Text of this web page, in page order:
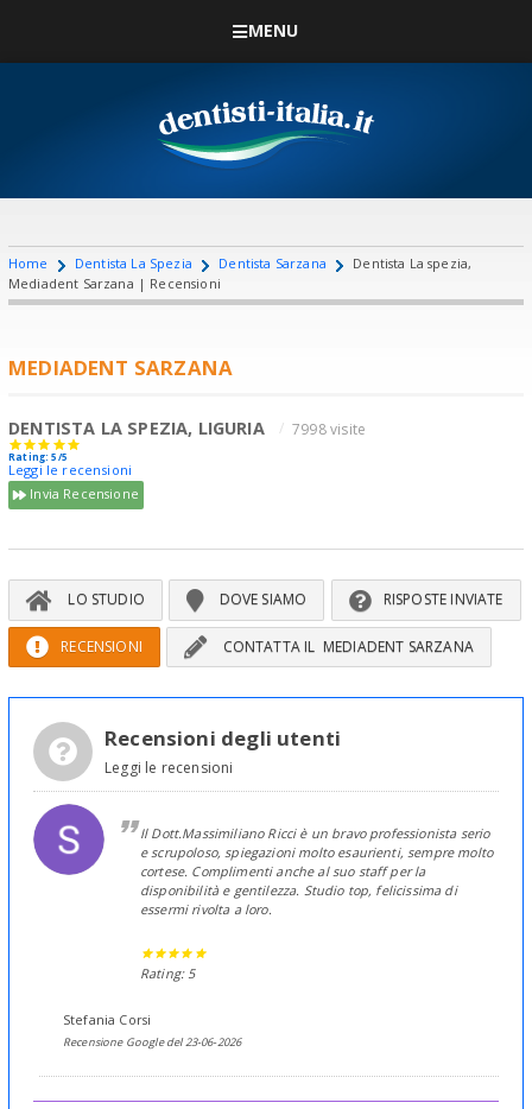
MENU
Home Dentista La Spezia Dentista Sarzana
Dentista La spezia,
Mediadent Sarzana | Recensioni
MEDIADENT SARZANA
DENTISTA LA SPEZIA, LIGURIA 7998 visite
Rating: 5/5
Leggi le recensioni
Invia Recensione
LO STUDIO DOVE SIAMO RISPOSTE INVIATE
RECENSIONI CONTATTA IL MEDIADENT SARZANA
Recensioni degli utenti
Leggi le recensioni
Il Dott.Massimiliano Ricci è un bravo professionista serio
e scrupoloso, spiegazioni molto esaurienti, sempre molto
cortese. Complimenti anche al suo staff per la
disponibilità e gentilezza. Studio top, felicissima di
essermi rivolta a loro.
Rating: 5
Stefania Corsi
Recensione Google del 23-06-2026